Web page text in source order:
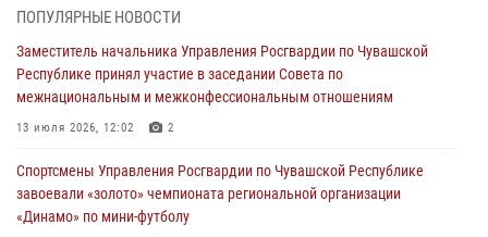
1 августа – День дежурной службы войск национальной гвардии
Директор Росгвардии Герой России генерал армии Виктор Золотов
поздравил специалистов подразделений тыла с профессиональным
01 августа 2026, 00:01
В Чебоксарах при участии спецназа Росгвардии изъята крупная
ПОПУЛЯРНЫЕ НОВОСТИ
Заместитель начальника Управления Росгвардии по Чувашской
Республике принял участие в заседании Совета по
межнациональным и межконфессиональным отношениям
13 июля 2026, 12:02 2
Спортсмены Управления Росгвардии по Чувашской Республике
завоевали «золото» чемпионата региональной организации
«Динамо» по мини-футболу